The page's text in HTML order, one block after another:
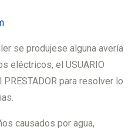
se produjese alguna avería
eléctricos, el USUARIO
para resolver lo
causados por agua,